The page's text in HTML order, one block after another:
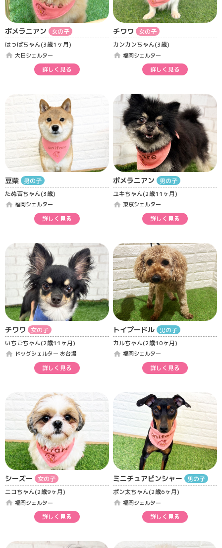
ポメラニアン
女の子
はっぱちゃん(3歳1ヶ月)
home 大日シェルター
詳しく見る
チワワ
女の子
カンカンちゃん(3歳)
home 福岡シェルター
詳しく見る
豆柴
男の子
たぬ吉ちゃん(3歳)
home 福岡シェルター
詳しく見る
ポメラニアン
男の子
ユキちゃん(2歳11ヶ月)
home 東京シェルター
詳しく見る
チワワ
女の子
いちごちゃん(2歳11ヶ月)
home ドッグシェルター お台場
詳しく見る
トイプードル
男の子
カルちゃん(2歳10ヶ月)
home 福岡シェルター
詳しく見る
シーズー
女の子
ニコちゃん(2歳9ヶ月)
home 福岡シェルター
詳しく見る
ミニチュアピンシャー
男の子
ポン太ちゃん(2歳6ヶ月)
home 福岡シェルター
詳しく見る